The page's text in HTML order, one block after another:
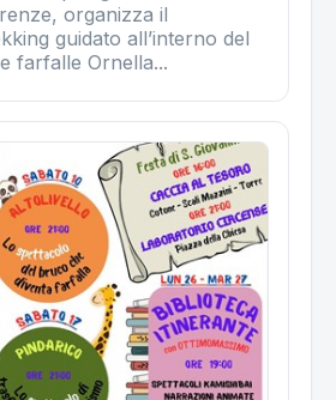
organizza il
guidato all’interno del
farfalle Ornella...